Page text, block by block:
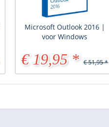
Microsoft Outlook 2016 |
voor Windows
€ 19,95 * € 51,95 *